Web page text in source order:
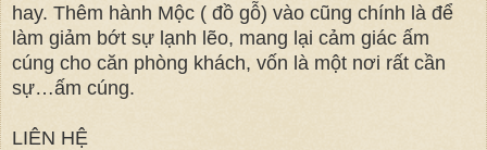
hay. Thêm hành Mộc ( đồ gỗ) vào cũng chính là để
làm giảm bớt sự lạnh lẽo, mang lại cảm giác ấm
cúng cho căn phòng khách, vốn là một nơi rất cần
sự…ấm cúng.
LIÊN HỆ